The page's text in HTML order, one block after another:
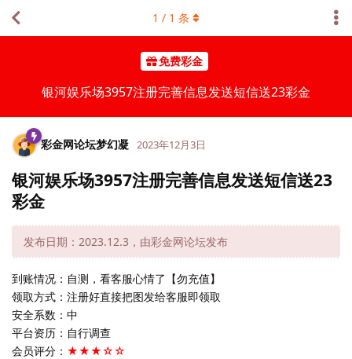
免费彩金
银河娱乐场3957注册完善信息发送短信送23彩金
1 / 1 条
彩金网论坛梦幻凝 2023年12月3日
银河娱乐场3957注册完善信息发送短信送23
彩金
发布日期：2023.12.3，由彩金网论坛发布
到账情况：自测，看客服心情了【勿充值】
领取方式：注册好直接把图发给客服即领取
安全系数：中
平台资历：自行调查
会员评分： ★★★☆☆